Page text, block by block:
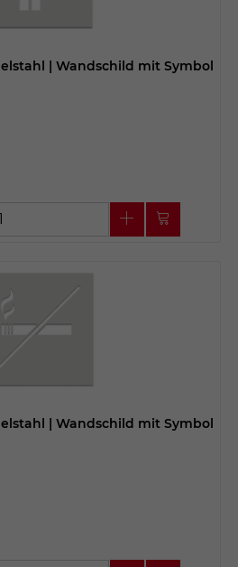
| Wandschild mit Symbol
| Wandschild mit Symbol